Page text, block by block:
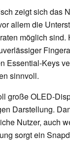
zeigt sich das
allem die
möglich
Essential-Keys
sinnvoll.
große OLED-
Darstellung.
Nutzer, auch
sorgt ein